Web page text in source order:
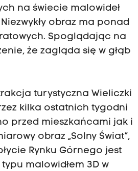
na świecie malowideł
obraz ma ponad
Spoglądając na
że zagląda się w głąb
turystyczna Wieliczki
kilka ostatnich tygodni
przed mieszkańcami jak i
obraz „Solny Świat”,
Rynku Górnego jest
malowidłem 3D w